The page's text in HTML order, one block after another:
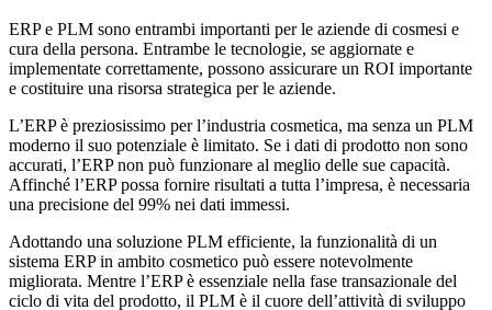
ERP e PLM sono entrambi importanti per le aziende di cosmesi e
cura della persona. Entrambe le tecnologie, se aggiornate e
implementate correttamente, possono assicurare un ROI importante
e costituire una risorsa strategica per le aziende.
L’ERP è preziosissimo per l’industria cosmetica, ma senza un PLM
moderno il suo potenziale è limitato. Se i dati di prodotto non sono
accurati, l’ERP non può funzionare al meglio delle sue capacità.
Affinché l’ERP possa fornire risultati a tutta l’impresa, è necessaria
una precisione del 99% nei dati immessi.
Adottando una soluzione PLM efficiente, la funzionalità di un
sistema ERP in ambito cosmetico può essere notevolmente
migliorata. Mentre l’ERP è essenziale nella fase transazionale del
ciclo di vita del prodotto, il PLM è il cuore dell’attività di sviluppo